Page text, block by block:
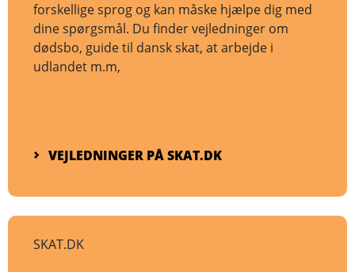
forskellige sprog og kan måske hjælpe dig med
dine spørgsmål. Du finder vejledninger om
dødsbo, guide til dansk skat, at arbejde i
udlandet m.m,
VEJLEDNINGER PÅ SKAT.DK
SKAT.DK